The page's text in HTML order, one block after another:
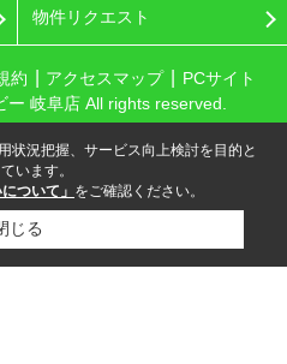
物件リクエスト
約 アクセスマップ
PCサイト
ー 岐阜店 All rights reserved.
状況把握、サービス向上検討を目的と
います。
ついて」 をご確認ください。
じる